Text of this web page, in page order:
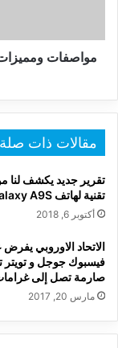
بسعر
خرافي
مقالات ذات صلة
تقرير جديد يكشف لنا
تقنية لهاتف Galaxy A9S
أكتوبر 6, 2018
الاتحاد الاوروبي
فيسبوك جوجل و تويتر
صارمة تصل إلى
مارس 20, 2017